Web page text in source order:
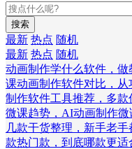
搜索
最新 热点 随机
最新 热点 随机
动画制作学什么软件，
课动画制作软件对比，
制作软件工具推荐，多
微课趋势，AI动画制作微
几款干货整理，新手老手
款热门款，到底哪款更适